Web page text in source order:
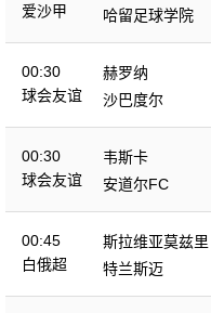
爱沙甲
哈留足球学院
00:30
球会友谊
赫罗纳
沙巴度尔
00:30
球会友谊
韦斯卡
安道尔FC
00:45
白俄超
斯拉维亚莫兹里
特兰斯迈